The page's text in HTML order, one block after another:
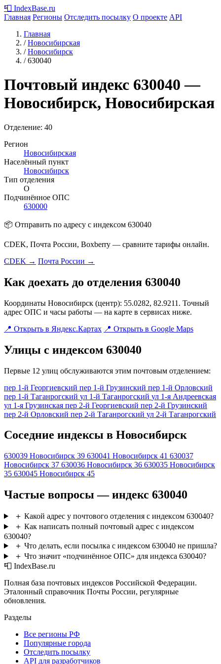
📮 IndexBase.ru
Главная Регионы Отследить посылку О проекте API
Главная
/ Новосибирская
/ Новосибирск
/ 630040
Почтовый индекс 630040 —
Новосибирск, Новосибирская
Отделение: 40
Регион
Новосибирская
Населённый пункт
Новосибирск
Тип отделения
О
Подчинённое ОПС
630000
📦 Отправить по адресу с индексом 630040
CDEK, Почта России, Boxberry — сравните тарифы онлайн.
CDEK → Почта России →
Как доехать до отделения 630040
Координаты Новосибирск (центр): 55.0282, 82.9211. Точный
адрес ОПС и часы работы — на карте в сервисах ниже.
📍 Открыть в Яндекс.Картах 📍 Открыть в Google Maps
Улицы с индексом 630040
Первые 12 улиц обслуживаются этим почтовым отделением:
пер 1-й Георгиевский пер 1-й Грузинский пер 1-й Орловский
пер 1-й Таганрогский ул 1-й Таганрогский ул 1-я Андреевская
ул 1-я Грузинская пер 2-й Георгиевский пер 2-й Грузинский
пер 2-й Орловский пер 2-й Таганрогский ул 2-й Таганрогский
Соседние индексы в Новосибирск
630039 Новосибирск 39 630041 Новосибирск 41 630037
Новосибирск 37 630036 Новосибирск 36 630035 Новосибирск
35 630045 Новосибирск 45
Частые вопросы — индекс 630040
＋ Какой адрес у почтового отделения с индексом 630040?
＋ Как написать полный почтовый адрес с индексом
630040?
＋ Что делать, если посылка с индексом 630040 не пришла?
＋ Что значит «подчинённое ОПС» для индекса 630040?
📮 IndexBase.ru
Полная база почтовых индексов Российской Федерации.
Эталонный справочник Почты России, регулярные
обновления.
Разделы
Все регионы РФ
Популярные города
Отследить посылку
API для разработчиков